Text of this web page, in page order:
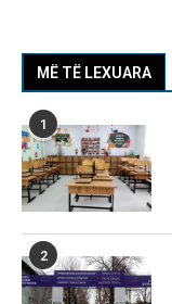
MË TË LEXUARA
1
2